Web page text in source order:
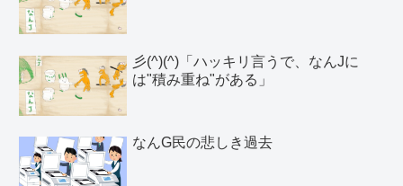
彡(^)(^)「ハッキリ言うで、なんJに
は"積み重ね"がある」
なんG民の悲しき過去